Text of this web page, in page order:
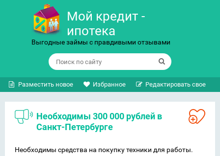
Мой кредит -
ипотека
Выгодные займы с правдивыми отзывами
Разместить новое Избранное Редактировать свое
Необходимы 300 000 рублей в
Санкт-Петербурге
Необходимы средства на покупку техники для работы.